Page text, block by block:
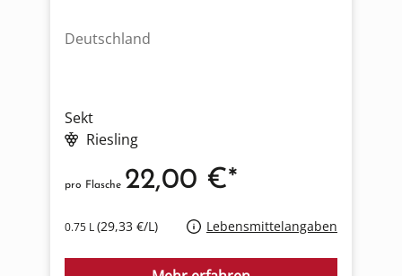
Deutschland
Sekt
Riesling
0.75 L(29,33 €/L) Lebensmittelangaben
pro Flasche 22,00 €*